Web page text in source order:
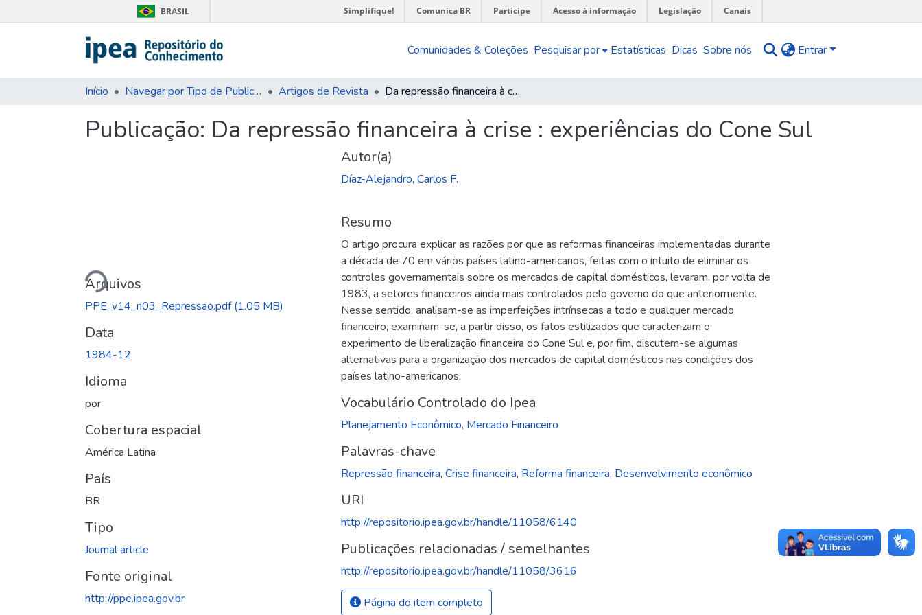
BRASIL Simplifique! Comunica BR Participe Acesso à informação Legislação Canais
Comunidades & Coleções Pesquisar por Estatísticas Dicas Sobre nós Entrar
Início Navegar por Tipo de Publicação Artigos de Revista Da repressão financeira à crise : experiências do Cone Sul
Publicação: Da repressão financeira à crise : experiências do Cone Sul
Carregando...
Arquivos
PPE_v14_n03_Repressao.pdf(1.05 MB)
Data
1984-12
Idioma
por
Cobertura espacial
América Latina
País
BR
Tipo
Journal article
Fonte original
http://ppe.ipea.gov.br
Autor(a)
Díaz-Alejandro, Carlos F.
Resumo
O artigo procura explicar as razões por que as reformas financeiras implementadas durante
a década de 70 em vários países latino-americanos, feitas com o intuito de eliminar os
controles governamentais sobre os mercados de capital domésticos, levaram, por volta de
1983, a setores financeiros ainda mais controlados pelo governo do que anteriormente.
Nesse sentido, analisam-se as imperfeições intrínsecas a todo e qualquer mercado
financeiro, examinam-se, a partir disso, os fatos estilizados que caracterizam o
experimento de liberalização financeira do Cone Sul e, por fim, discutem-se algumas
alternativas para a organização dos mercados de capital domésticos nas condições dos
países latino-americanos.
Vocabulário Controlado do Ipea
Planejamento Econômico, Mercado Financeiro
Palavras-chave
Repressão financeira,Crise financeira, Reforma financeira, Desenvolvimento econômico
URI
http://repositorio.ipea.gov.br/handle/11058/6140
Publicações relacionadas / semelhantes
http://repositorio.ipea.gov.br/handle/11058/3616
Página do item completo